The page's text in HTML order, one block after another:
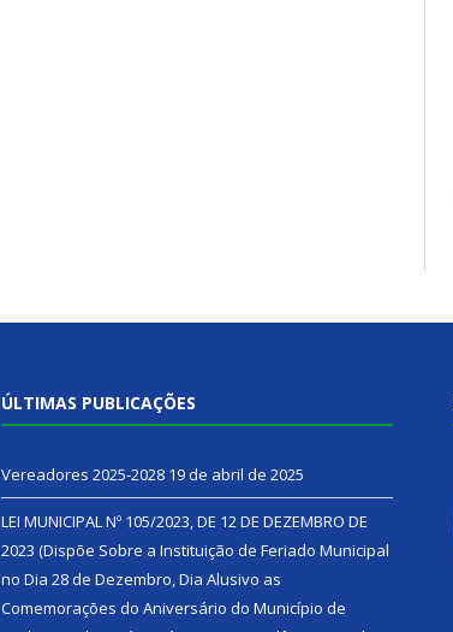
ÚLTIMAS PUBLICAÇÕES
Vereadores 2025-2028 19 de abril de 2025
LEI MUNICIPAL Nº 105/2023, DE 12 DE DEZEMBRO DE
2023 (Dispõe Sobre a Instituição de Feriado Municipal
no Dia 28 de Dezembro, Dia Alusivo as
Comemorações do Aniversário do Município de